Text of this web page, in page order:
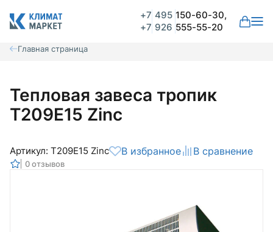
+7 495 150-60-30,
+7 926 555-55-20
Главная страница
Тепловая завеса тропик
Т209Е15 Zinc
Артикул: Т209Е15 Zinc В избранное В сравнение
0 отзывов